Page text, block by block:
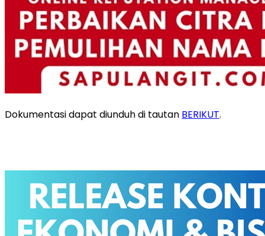
Dokumentasi dapat diunduh di tautan BERIKUT.